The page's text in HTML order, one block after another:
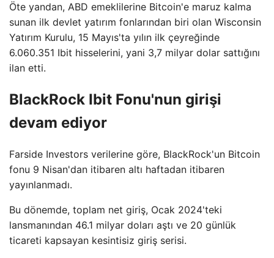
Öte yandan, ABD emeklilerine Bitcoin'e maruz kalma
sunan ilk devlet yatırım fonlarından biri olan Wisconsin
Yatırım Kurulu, 15 Mayıs'ta yılın ilk çeyreğinde
6.060.351 Ibit hisselerini, yani 3,7 milyar dolar sattığını
ilan etti.
BlackRock Ibit Fonu'nun girişi
devam ediyor
Farside Investors verilerine göre, BlackRock'un Bitcoin
fonu 9 Nisan'dan itibaren altı haftadan itibaren
yayınlanmadı.
Bu dönemde, toplam net giriş, Ocak 2024'teki
lansmanından 46.1 milyar doları aştı ve 20 günlük
ticareti kapsayan kesintisiz giriş serisi.